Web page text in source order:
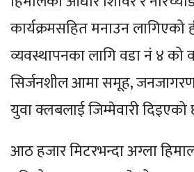
कार्यक्रमसहित मनाउन लागिएको
व्यवस्थापनका लागि वडा नं ४ को
सिर्जनशील आमा समूह,
युवा क्लबलाई जिम्मेवारी दिइएको
आठ हजार मिटरभन्दा अग्ला